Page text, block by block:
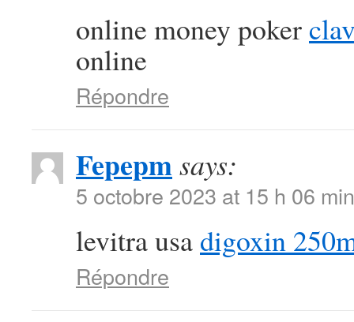
online money poker
online
Répondre
Fepepmsays:
5 octobre 2023 at 15 h 06 min
levitra usa digoxin
Répondre